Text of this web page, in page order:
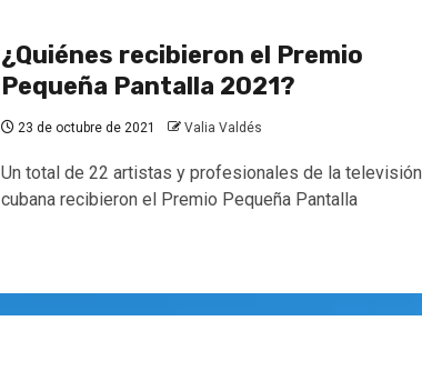
¿Quiénes recibieron el Premio
Pequeña Pantalla 2021?
23 de octubre de 2021 Valia Valdés
Un total de 22 artistas y profesionales de la televisión
cubana recibieron el Premio Pequeña Pantalla